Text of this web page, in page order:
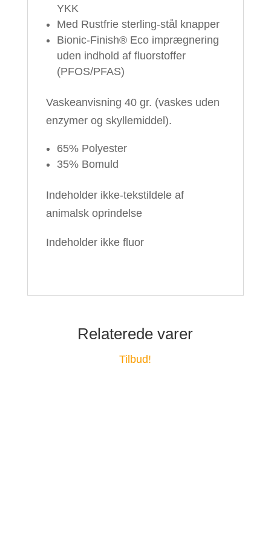
YKK
Med Rustfrie sterling-stål knapper
Bionic-Finish® Eco imprægnering
uden indhold af fluorstoffer
(PFOS/PFAS)
Vaskeanvisning 40 gr. (vaskes uden
enzymer og skyllemiddel).
65% Polyester
35% Bomuld
Indeholder ikke-tekstildele af
animalsk oprindelse
Indeholder ikke fluor
Relaterede varer
Tilbud!